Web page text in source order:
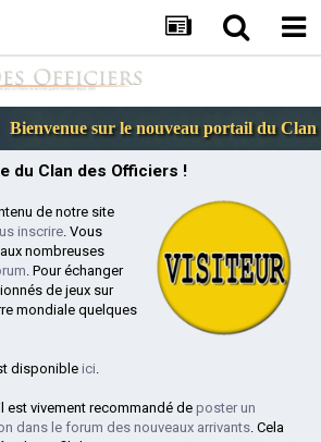
Bienvenue sur le nouveau portail du Clan
du Clan des Officiers !
de notre site
inscrire. Vous
nombreuses
. Pour échanger
de jeux sur
mondiale quelques
disponible ici.
est vivement recommandé de poster un
dans le forum des nouveaux arrivants. Cela